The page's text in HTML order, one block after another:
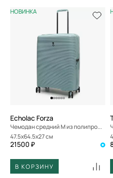
НОВИНКА
Echolac Forza
Чемодан средний M из полипропилена
47.5x64.5x27 см
21500 ₽
В КОРЗИНУ